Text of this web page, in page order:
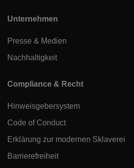
Unternehmen
Presse & Medien
Nachhaltigkeit
Compliance & Recht
Hinweisgebersystem
Code of Conduct
Erklärung zur modernen Sklaverei
Barrierefreiheit